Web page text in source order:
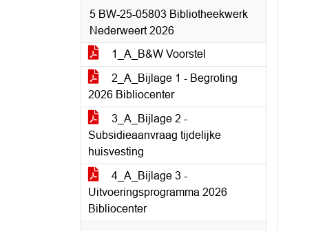
5 BW-25-05803 Bibliotheekwerk
Nederweert 2026
1_A_B&W Voorstel
2_A_Bijlage 1 - Begroting
2026 Bibliocenter
3_A_Bijlage 2 -
Subsidieaanvraag tijdelijke
huisvesting
4_A_Bijlage 3 -
Uitvoeringsprogramma 2026
Bibliocenter